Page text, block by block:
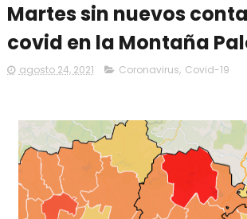
Martes sin nuevos
covid en la Montaña
agosto 24, 2021 Coronavirus, Covid-19